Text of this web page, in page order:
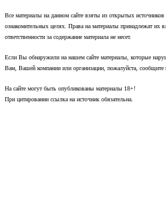
Все материалы на данном сайте взяты из открытых
ознакомительных целях. Права на материалы принадлежат их
ответственности за содержание материала не несет.
Если Вы обнаружили на нашем сайте материалы, которые
Вам, Вашей компании или организации, пожалуйста, сообщите
На сайте могут быть опубликованы материалы 18+!
При цитировании ссылка на источник обязательна.